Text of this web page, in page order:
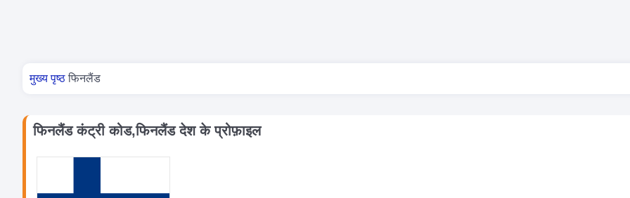
आप यहां हैं
मुख्य पृष्ठ फिनलैंड
फिनलैंड कंट्री कोड,फिनलैंड देश के प्रोफ़ाइल